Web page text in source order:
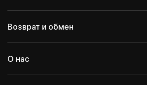
Возврат и обмен
О нас